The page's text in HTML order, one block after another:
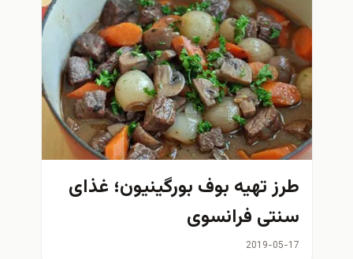
تهیه بوف بورگینیون؛ غذای
فرانسوی